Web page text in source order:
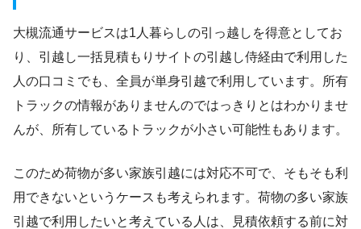
大槻流通サービスは1人暮らしの引っ越しを得意としてお
り、引越し一括見積もりサイトの引越し侍経由で利用した
人の口コミでも、全員が単身引越で利用しています。所有
トラックの情報がありませんのではっきりとはわかりませ
んが、所有しているトラックが小さい可能性もあります。
このため荷物が多い家族引越には対応不可で、そもそも利
用できないというケースも考えられます。荷物の多い家族
引越で利用したいと考えている人は、見積依頼する前に対